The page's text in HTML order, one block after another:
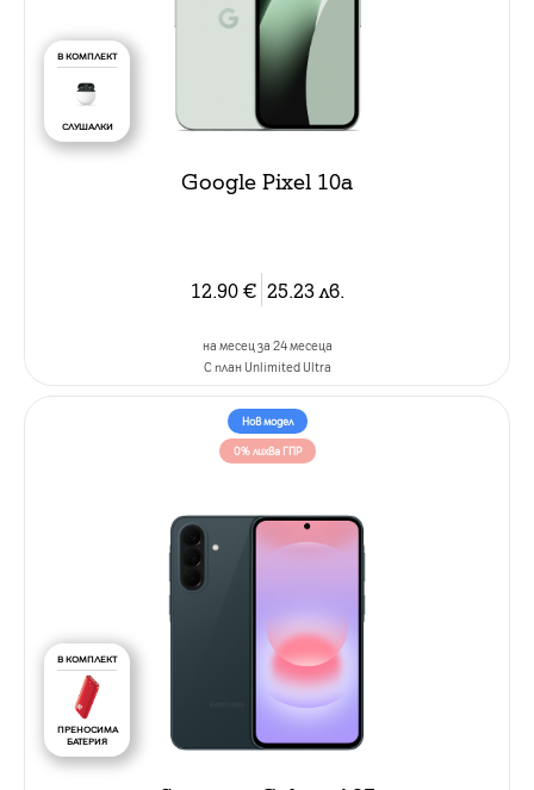
В КОМПЛЕКТ
СЛУШАЛКИ
Google Pixel 10a
12.90 € 25.23 лв.
на месец за 24 месеца
C план Unlimited Ultra
Нов модел
0% лихва ГПР
В КОМПЛЕКТ
ПРЕНОСИМА
БАТЕРИЯ